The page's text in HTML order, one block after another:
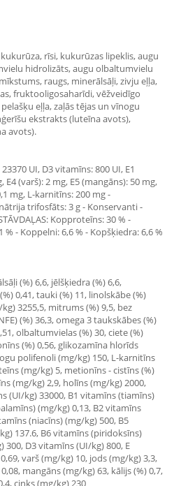
rīsi, kukurūzas lipeklis, augu
hidrolizāts, augu olbaltumvielu
raugs, minerālsāļi, zivju eļļa,
fruktooligosaharīdi, vēžveidīgo
eļļa, zaļās tējas un vīnogu
ekstrakts (luteīna avots),
avots).
UI, D3 vitamīns: 800 UI, E1
E4 (varš): 2 mg, E5 (mangāns): 50 mg,
mg, L-karnitīns: 200 mg -
trifosfāts: 3 g - Konservanti -
Kopproteīns: 30 % -
- Koppelni: 6,6 % - Kopšķiedra: 6,6 %
(%) 6,6, jēlšķiedra (%) 6,6,
0,41, tauki (%) 11, linolskābe (%)
3255,5, mitrums (%) 9,5, bez
(%) 36,3, omega 3 taukskābes (%)
olbaltumvielas (%) 30, ciete (%)
(%) 0,56, glikozamīna hlorīds
polifenoli (mg/kg) 150, L-karnitīns
(mg/kg) 5, metionīns - cistīns (%)
(mg/kg) 2,9, holīns (mg/kg) 2000,
(UI/kg) 33000, B1 vitamīns (tiamīns)
(mg/kg) 0,13, B2 vitamīns
(niacīns) (mg/kg) 500, B5
137.6, B6 vitamīns (piridoksīns)
D3 vitamīns (UI/kg) 800, E
varš (mg/kg) 10, jods (mg/kg) 3,3,
mangāns (mg/kg) 63, kālijs (%) 0,7,
cinks (mg/kg) 230